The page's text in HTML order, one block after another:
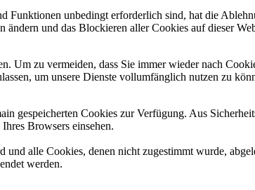
Funktionen unbedingt erforderlich sind, hat die
und das Blockieren aller Cookies auf dieser
Um zu vermeiden, dass Sie immer wieder nach
um unsere Dienste vollumfänglich nutzen zu
gespeicherten Cookies zur Verfügung. Aus
Browsers einsehen.
alle Cookies, denen nicht zugestimmt wurde,
werden.